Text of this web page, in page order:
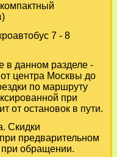
7 - 8
в данном разделе -
центра Москвы до
по маршруту
при
от остановок в пути.
Скидки
предварительном
при обращении.